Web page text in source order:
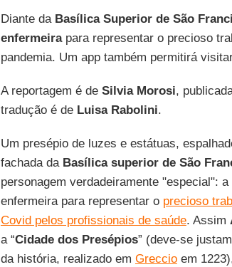
Diante da Basílica Superior de São
enfermeirapara representar o precioso
pandemia. Um app também permitirá
A reportagem é de Silvia Morosi,
tradução é de Luisa Rabolini.
Um presépio de luzes e estátuas,
fachada da Basílica superior de São
personagem verdadeiramente "especial":
enfermeira para representar o precioso
Covid pelos profissionais de saúde. Assim
a “Cidade dos Presépios” (deve-se
da história, realizado em Greccioem